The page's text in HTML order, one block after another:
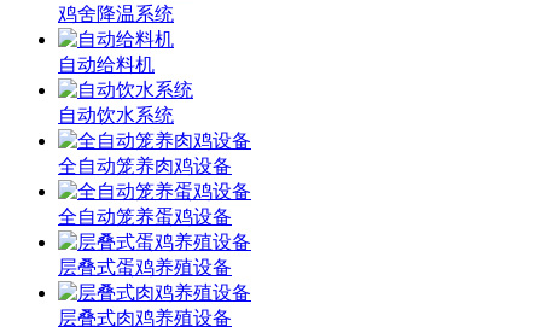
鸡舍降温系统
自动给料机
自动饮水系统
全自动笼养肉鸡设备
全自动笼养蛋鸡设备
层叠式蛋鸡养殖设备
层叠式肉鸡养殖设备